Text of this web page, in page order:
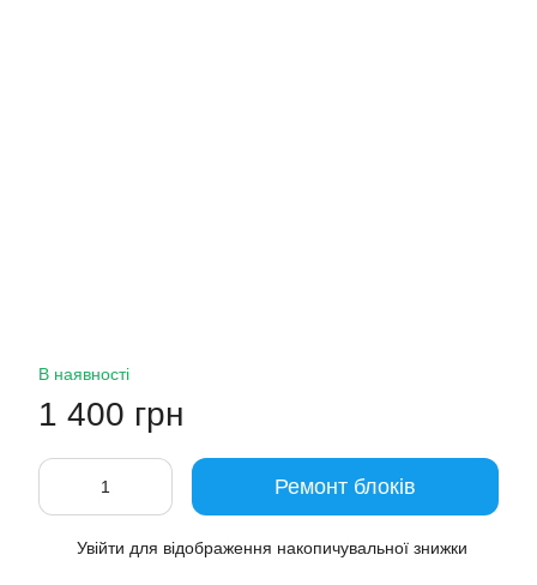
В наявності
1 400 грн
Ремонт блоків
Увійти для відображення накопичувальної знижки